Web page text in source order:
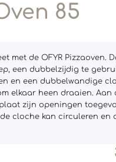
85
met de OFYR Pizzaoven.
een dubbelzijdig te
en een dubbelwandige
elkaar heen draaien. Aan
zijn openingen
cloche kan circuleren en